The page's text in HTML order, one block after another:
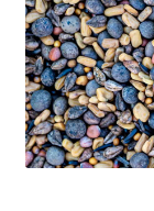
Kosár